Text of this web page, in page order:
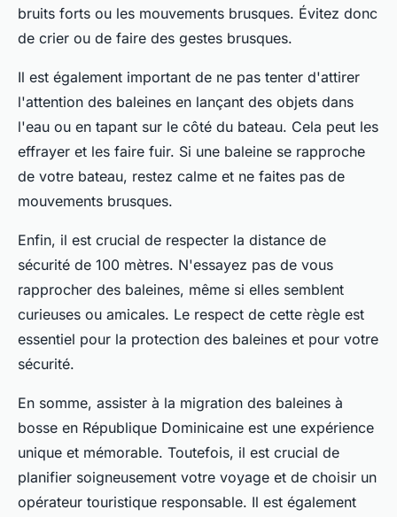
bruits forts ou les mouvements brusques. Évitez donc
de crier ou de faire des gestes brusques.
Il est également important de ne pas tenter d'attirer
l'attention des baleines en lançant des objets dans
l'eau ou en tapant sur le côté du bateau. Cela peut les
effrayer et les faire fuir. Si une baleine se rapproche
de votre bateau, restez calme et ne faites pas de
mouvements brusques.
Enfin, il est crucial de respecter la distance de
sécurité de 100 mètres. N'essayez pas de vous
rapprocher des baleines, même si elles semblent
curieuses ou amicales. Le respect de cette règle est
essentiel pour la protection des baleines et pour votre
sécurité.
En somme, assister à la migration des baleines à
bosse en République Dominicaine est une expérience
unique et mémorable. Toutefois, il est crucial de
planifier soigneusement votre voyage et de choisir un
opérateur touristique responsable. Il est également